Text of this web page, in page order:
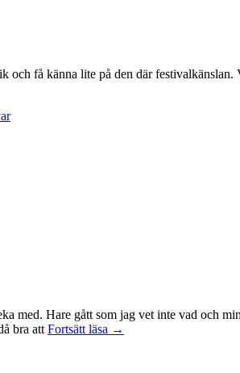
få känna lite på den där
med. Hare gått som jag vet inte vad och
bra att Fortsätt läsa Träningsvärken
→